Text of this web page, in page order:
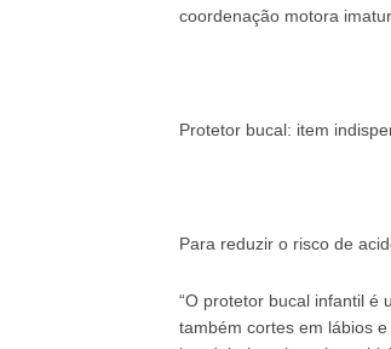
coordenação motora
Protetor bucal: item
Para reduzir o risco de
“O protetor bucal infantil é
também cortes em lábios